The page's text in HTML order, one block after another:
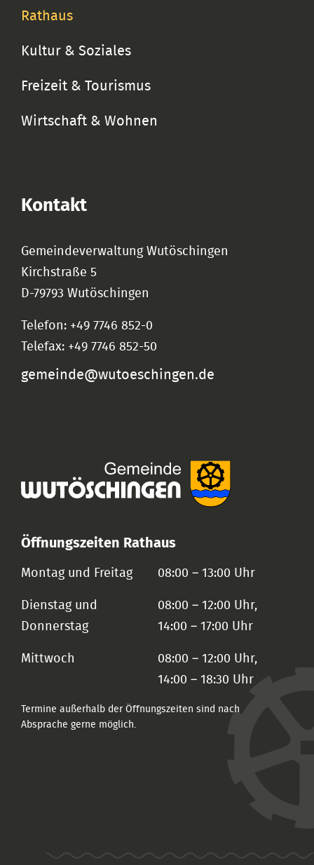
Rathaus
Kultur & Soziales
Freizeit & Tourismus
Wirtschaft & Wohnen
Kontakt
Gemeindeverwaltung Wutöschingen
Kirchstraße 5
D-79793 Wutöschingen
Telefon: +49 7746 852-0
Telefax: +49 7746 852-50
gemeinde@wutoeschingen.de
Öffnungszeiten Rathaus
Montag und Freitag 08:00 – 13:00 Uhr
Dienstag und
Donnerstag
08:00 – 12:00 Uhr,
14:00 – 17:00 Uhr
Mittwoch
08:00 – 12:00 Uhr,
14:00 – 18:30 Uhr
Termine außerhalb der Öffnungszeiten sind nach
Absprache gerne möglich.